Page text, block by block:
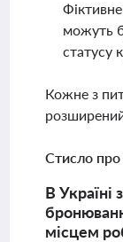
можуть
статусу
Кожне з
Стисло про
В Україні
місцем